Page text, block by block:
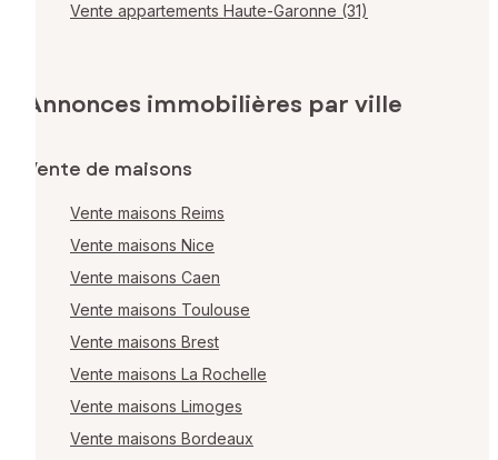
Vente appartements Haute-Garonne (31)
Annonces immobilières par ville
Vente de maisons
Vente maisons Reims
Vente maisons Nice
Vente maisons Caen
Vente maisons Toulouse
Vente maisons Brest
Vente maisons La Rochelle
Vente maisons Limoges
Vente maisons Bordeaux